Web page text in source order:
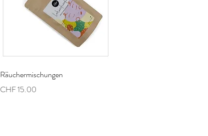
Schnellansicht
Räuchermischungen
Preis
CHF 15.00